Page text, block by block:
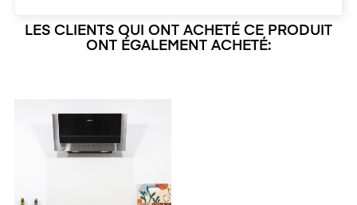
LES CLIENTS QUI ONT ACHETÉ CE PRODUIT
ONT ÉGALEMENT ACHETÉ: